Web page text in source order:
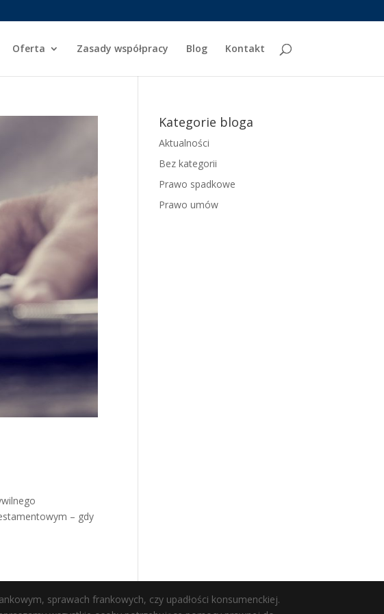
Oferta Zasady współpracy Blog Kontakt
– gdy
Kategorie bloga
Aktualności
Bez kategorii
Prawo spadkowe
Prawo umów
sprawach frankowych, czy upadłości konsumenckiej.